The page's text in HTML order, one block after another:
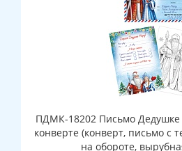
ПДМК-18202 Письмо Дедушке
конверте (конверт, письмо с
на обороте,